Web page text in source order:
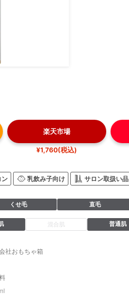
楽天市場
¥1,760(税込)
ン 乳飲み子向け サロン取扱い品
くせ毛 直毛
混合肌 普通肌
社おもちゃ箱